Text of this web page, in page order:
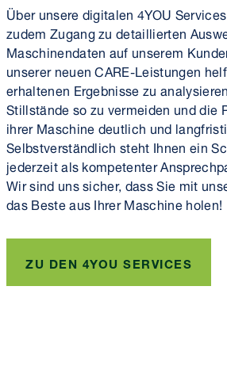
Über unsere digitalen 4YOU
zudem Zugang zu detaillierten
Maschinendaten auf unserem
unserer neuen CARE-Leistungen
erhaltenen Ergebnisse zu
Stillstände so zu vermeiden und die
ihrer Maschine deutlich und
Selbstverständlich steht Ihnen ein
jederzeit als kompetenter
Wir sind uns sicher, dass Sie mit
das Beste aus Ihrer Maschine holen!
ZU DEN 4YOU SERVICES